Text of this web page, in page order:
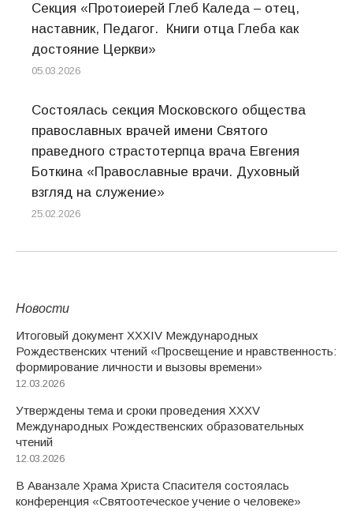
Секция «Протоиерей Глеб Каледа – отец,
наставник, Педагог. Книги отца Глеба как
достояние Церкви»
05.03.2026
Состоялась секция Московского общества
православных врачей имени Святого
праведного страстотерпца врача Евгения
Боткина «Православные врачи. Духовный
взгляд на служение»
25.02.2026
Новости
Итоговый документ XXХIV Международных
Рождественских чтений «Просвещение и нравственность:
формирование личности и вызовы времени»
12.03.2026
Утверждены тема и сроки проведения XXXV
Международных Рождественских образовательных
чтений
12.03.2026
В Аванзале Храма Христа Спасителя состоялась
конференция «Святоотеческое учение о человеке»